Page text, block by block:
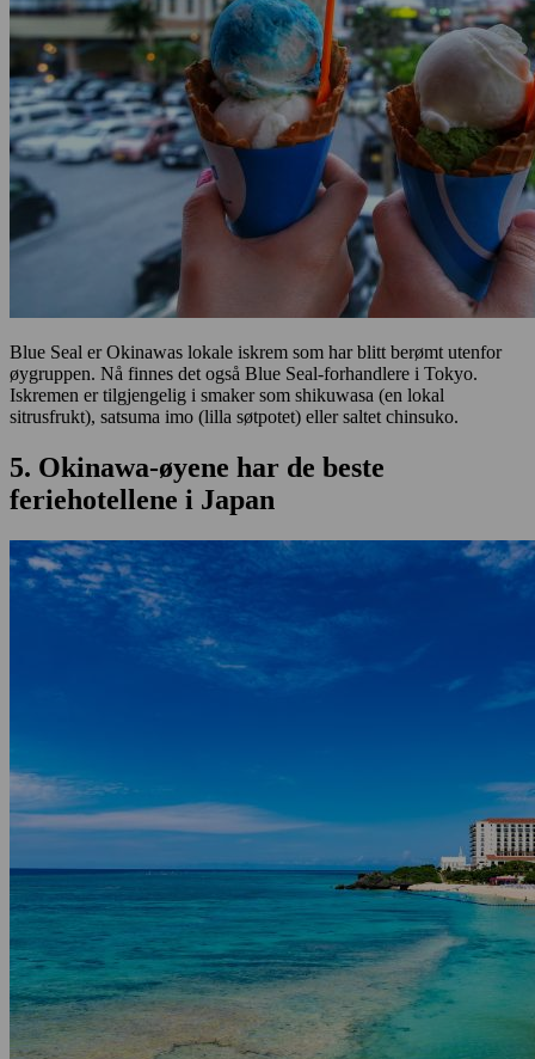
Blue Seal er Okinawas lokale iskrem som har blitt berømt utenfor
øygruppen. Nå finnes det også Blue Seal-forhandlere i Tokyo.
Iskremen er tilgjengelig i smaker som shikuwasa (en lokal
sitrusfrukt), satsuma imo (lilla søtpotet) eller saltet chinsuko.
5. Okinawa-øyene har de beste
feriehotellene i Japan